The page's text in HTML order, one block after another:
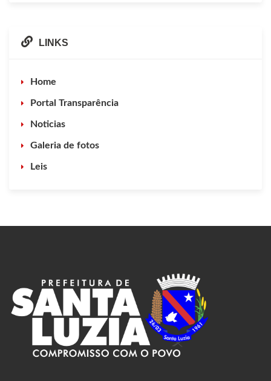
LINKS
Home
Portal Transparência
Noticias
Galeria de fotos
Leis